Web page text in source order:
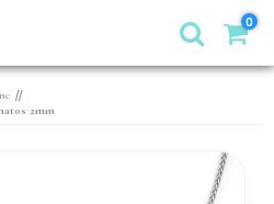
0
//
2mm